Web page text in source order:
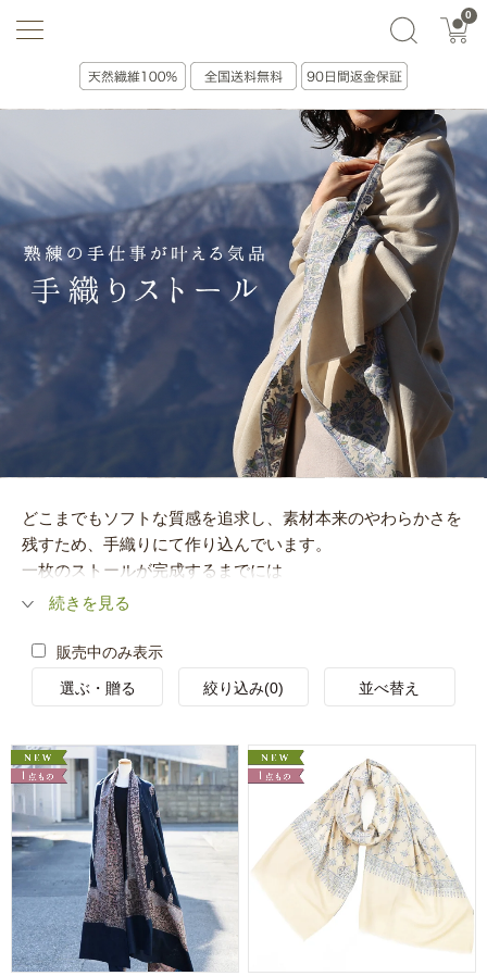
0
並べ替え
どこまでもソフトな質感を追求し、素材本来のやわらかさを
残すため、手織りにて作り込んでいます。
一枚のストールが完成するまでには
続きを見る
販売中のみ表示
選ぶ・贈る 絞り込み(0) 並べ替え